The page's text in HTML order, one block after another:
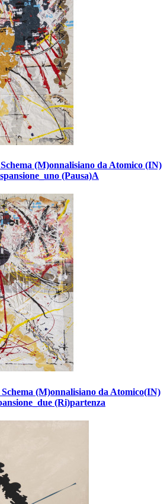
(M)onnalisiano da Atomico (IN)
(Pausa)A
(M)onnalisiano da Atomico(IN)
(Ri)partenza